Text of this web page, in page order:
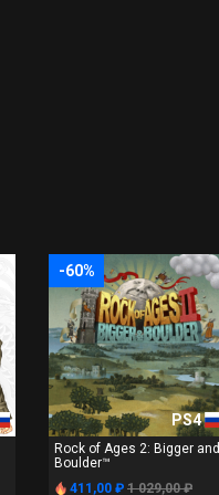
-60%
PS4
Rock of Ages 2: Bigger and
Boulder™
411,00 ₽ 1 029,00 ₽